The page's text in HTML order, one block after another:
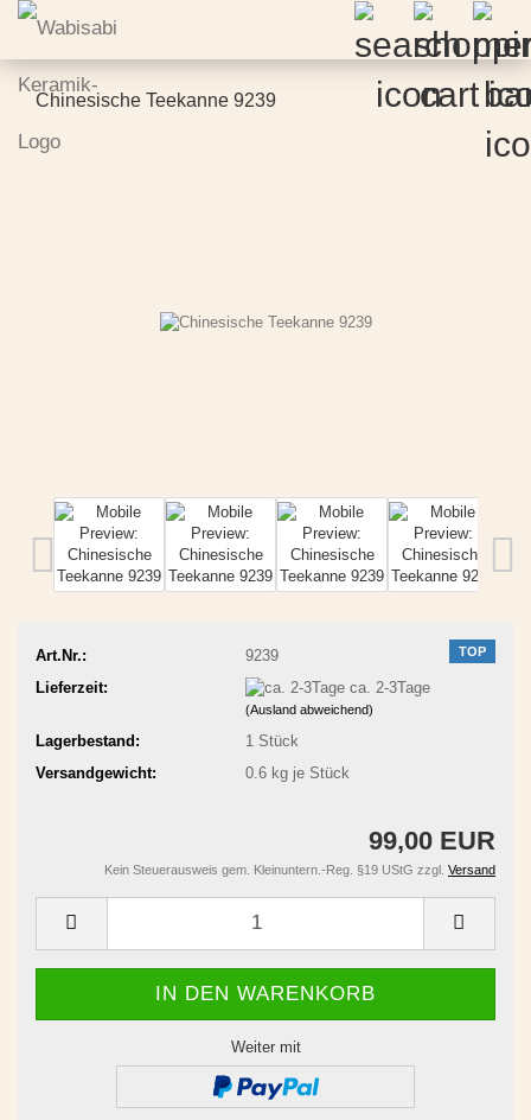
Chinesische Teekanne 9239
TOP
Art.Nr.:
9239
Lieferzeit:
ca. 2-3Tage
(Ausland abweichend)
Lagerbestand: 1 Stück
Versandgewicht:
0.6kg je Stück
99,00 EUR
Kein Steuerausweis gem. Kleinuntern.-Reg. §19 UStG zzgl. Versand
Weiter mit